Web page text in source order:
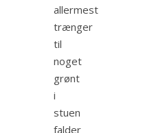
allermest
trænger
til
noget
grønt
i
stuen
falder